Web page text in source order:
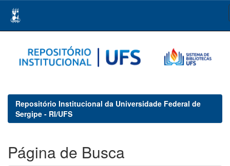
navigation
Repositório Institucional da Universidade Federal de
Sergipe - RI/UFS
Página de Busca